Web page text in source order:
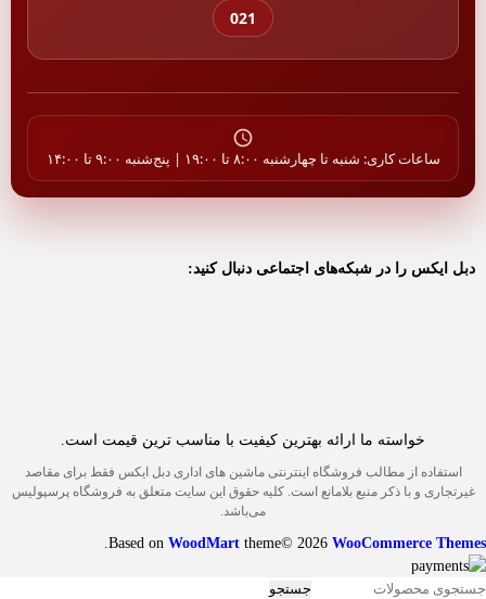
021
ساعات کاری: شنبه تا چهارشنبه ۸:۰۰ تا ۱۹:۰۰ | پنج‌شنبه ۹:۰۰ تا ۱۴:۰۰
دبل ایکس را در شبکه‌های اجتماعی دنبال کنید:
خواسته ما ارائه بهترین کیفیت با مناسب ترین قیمت است.
استفاده از مطالب فروشگاه اینترنتی ماشین های اداری دبل ایکس فقط برای مقاصد
غیرتجاری و با ذکر منبع بلامانع است. کلیه حقوق این سایت متعلق به فروشگاه پرسپولیس
می‌باشد.
Based on WoodMart theme© 2026 WooCommerce Themes
.
جستجو